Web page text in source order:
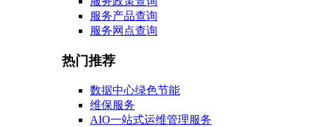
服务产品查询
服务网点查询
热门推荐
数据中心绿色节能
维保服务
AIO一站式运维管理服务